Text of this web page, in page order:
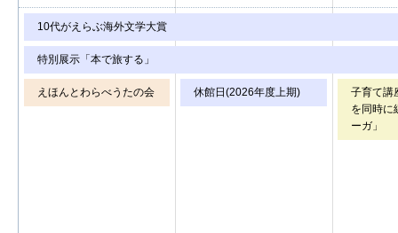
10代がえらぶ海外文学大賞
特別展示「本で旅する」
えほんとわらべうたの会 休館日(2026年度上期)
子育て講
を同時に
ーガ」